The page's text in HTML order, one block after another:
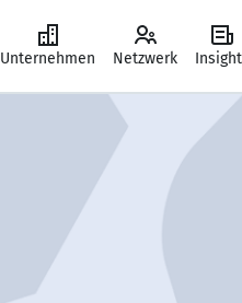
Unternehmen Netzwerk